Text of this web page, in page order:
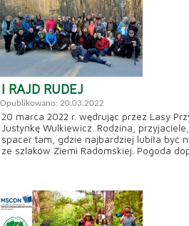
I RAJD RUDEJ
Opublikowano: 20.03.2022
20 marca 2022 r. wędrując przez Lasy
Justynkę Wulkiewicz. Rodzina,
spacer tam, gdzie najbardziej lubiła być
ze szlaków Ziemi Radomskiej. Pogoda